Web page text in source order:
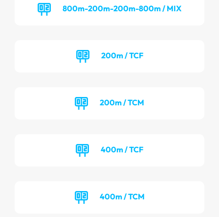
800m-200m-200m-800m / MIX
200m / TCF
200m / TCM
400m / TCF
400m / TCM